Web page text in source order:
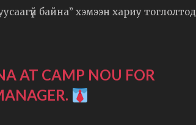
байна” хэмээн хариу тоглолтод
AT CAMP NOU FOR